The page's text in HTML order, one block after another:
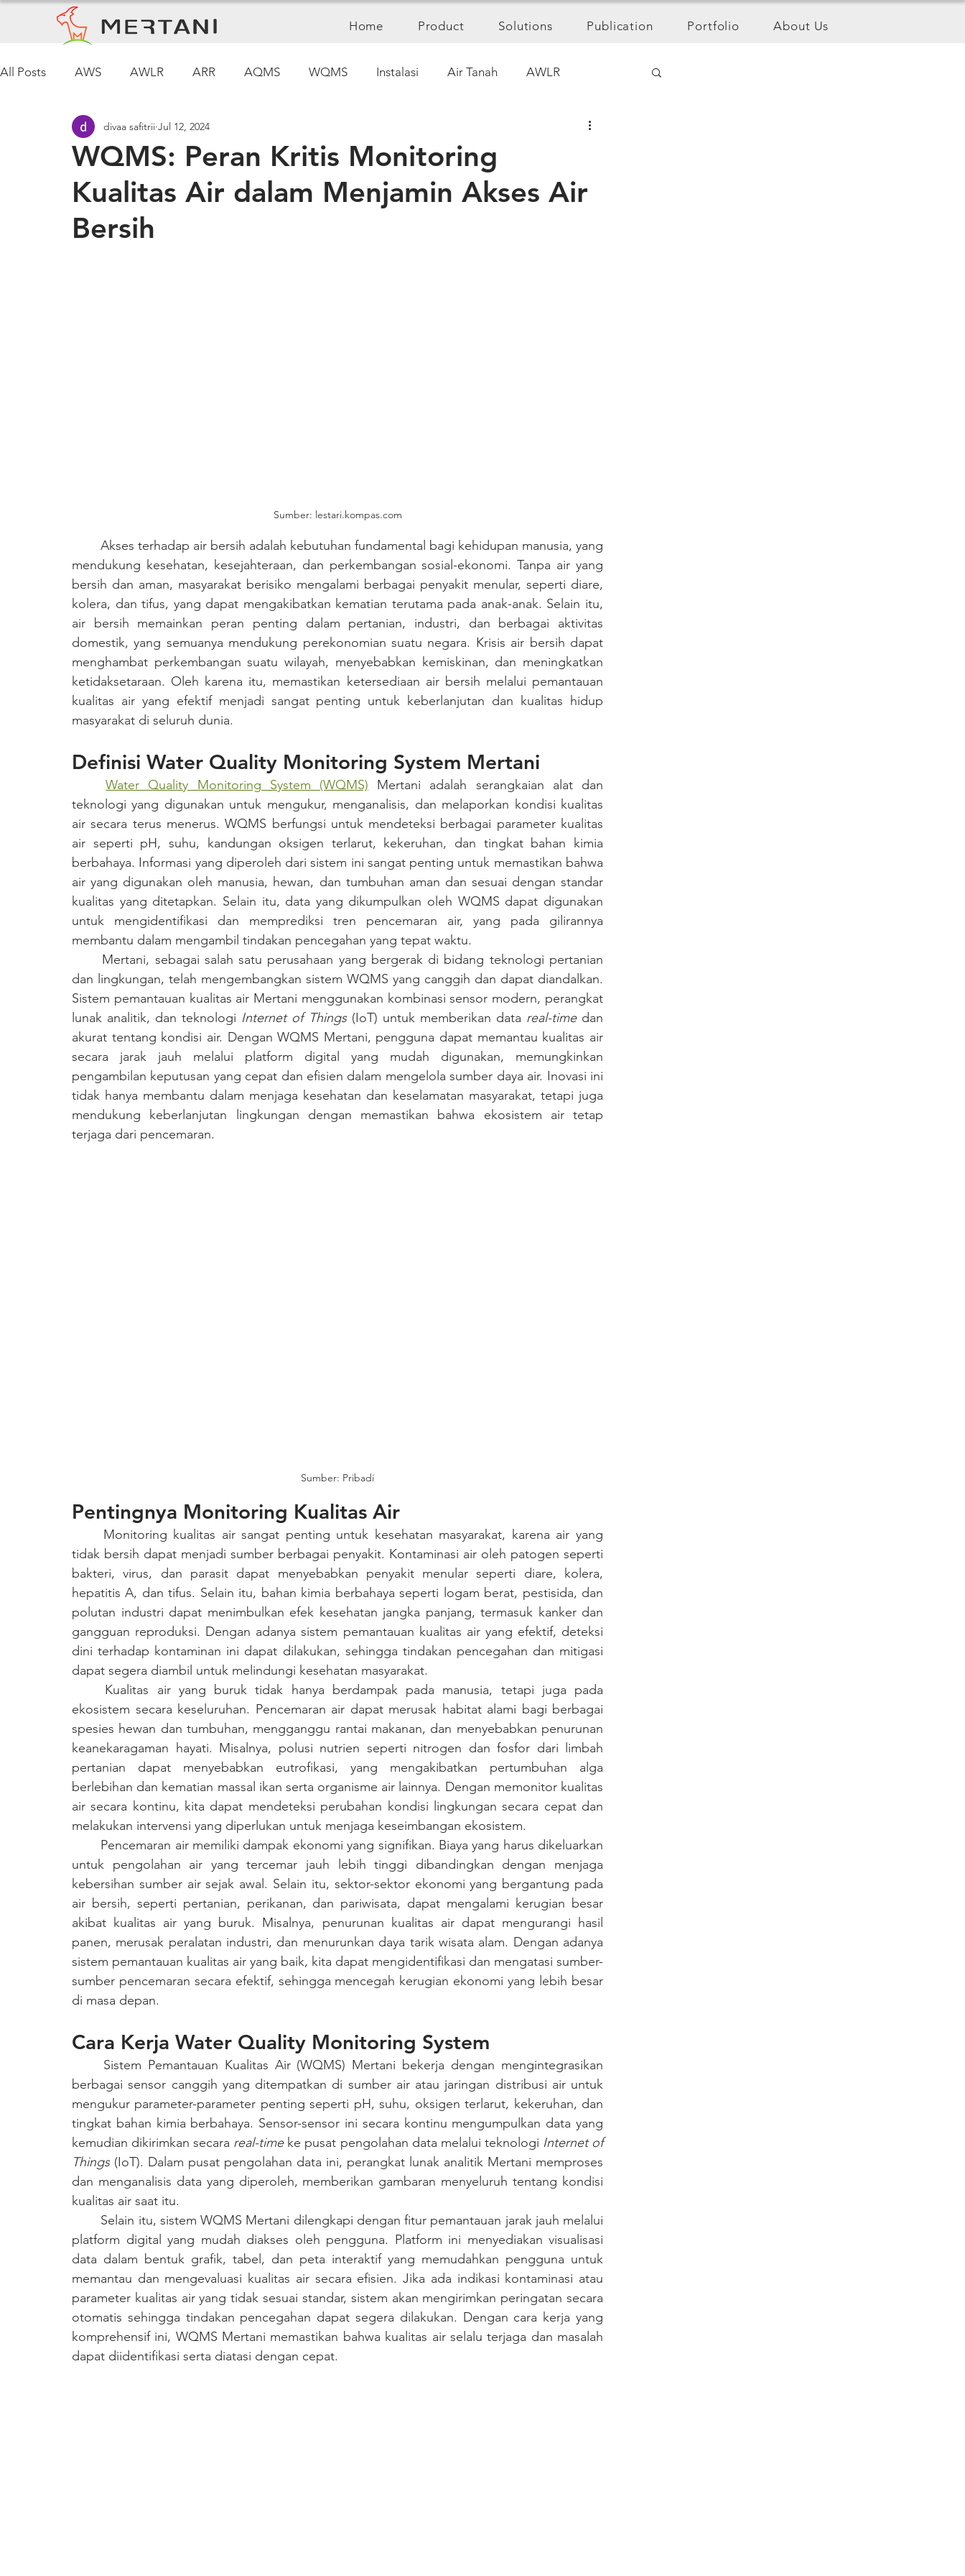
Home Product Solutions Publication Portfolio About Us
All Posts AWS AWLR ARR AQMS WQMS Instalasi Air Tanah AWLR
Pemantauan Cuaca
WQMS: Peran Kritis Monitoring
Kualitas Air dalam Menjamin Akses Air
Bersih
divaa safitrii Jul 12, 2024
Sumber: lestari.kompas.com
mendukung kesehatan, kesejahteraan, dan perkembangan sosial-ekonomi. Tanpa air yang
bersih dan aman, masyarakat berisiko mengalami berbagai penyakit menular, seperti diare,
kolera, dan tifus, yang dapat mengakibatkan kematian terutama pada anak-anak. Selain itu,
air bersih memainkan peran penting dalam pertanian, industri, dan berbagai aktivitas
domestik, yang semuanya mendukung perekonomian suatu negara. Krisis air bersih dapat
menghambat perkembangan suatu wilayah, menyebabkan kemiskinan, dan meningkatkan
ketidaksetaraan. Oleh karena itu, memastikan ketersediaan air bersih melalui pemantauan
kualitas air yang efektif menjadi sangat penting untuk keberlanjutan dan kualitas hidup
masyarakat di seluruh dunia.
Definisi Water Quality Monitoring System Mertani
Water Quality Monitoring System (WQMS) Mertani adalah serangkaian alat dan
teknologi yang digunakan untuk mengukur, menganalisis, dan melaporkan kondisi kualitas
air secara terus menerus. WQMS berfungsi untuk mendeteksi berbagai parameter kualitas
air seperti pH, suhu, kandungan oksigen terlarut, kekeruhan, dan tingkat bahan kimia
berbahaya. Informasi yang diperoleh dari sistem ini sangat penting untuk memastikan bahwa
air yang digunakan oleh manusia, hewan, dan tumbuhan aman dan sesuai dengan standar
kualitas yang ditetapkan. Selain itu, data yang dikumpulkan oleh WQMS dapat digunakan
untuk mengidentifikasi dan memprediksi tren pencemaran air, yang pada gilirannya
membantu dalam mengambil tindakan pencegahan yang tepat waktu.
dan lingkungan, telah mengembangkan sistem WQMS yang canggih dan dapat diandalkan.
Sistem pemantauan kualitas air Mertani menggunakan kombinasi sensor modern, perangkat
lunak analitik, dan teknologi Internet of Things (IoT) untuk memberikan data real-time dan
akurat tentang kondisi air. Dengan WQMS Mertani, pengguna dapat memantau kualitas air
secara jarak jauh melalui platform digital yang mudah digunakan, memungkinkan
pengambilan keputusan yang cepat dan efisien dalam mengelola sumber daya air. Inovasi ini
tidak hanya membantu dalam menjaga kesehatan dan keselamatan masyarakat, tetapi juga
mendukung keberlanjutan lingkungan dengan memastikan bahwa ekosistem air tetap
terjaga dari pencemaran.
Sumber: Pribadi
Pentingnya Monitoring Kualitas Air
tidak bersih dapat menjadi sumber berbagai penyakit. Kontaminasi air oleh patogen seperti
bakteri, virus, dan parasit dapat menyebabkan penyakit menular seperti diare, kolera,
hepatitis A, dan tifus. Selain itu, bahan kimia berbahaya seperti logam berat, pestisida, dan
polutan industri dapat menimbulkan efek kesehatan jangka panjang, termasuk kanker dan
gangguan reproduksi. Dengan adanya sistem pemantauan kualitas air yang efektif, deteksi
dini terhadap kontaminan ini dapat dilakukan, sehingga tindakan pencegahan dan mitigasi
dapat segera diambil untuk melindungi kesehatan masyarakat.
ekosistem secara keseluruhan. Pencemaran air dapat merusak habitat alami bagi berbagai
spesies hewan dan tumbuhan, mengganggu rantai makanan, dan menyebabkan penurunan
keanekaragaman hayati. Misalnya, polusi nutrien seperti nitrogen dan fosfor dari limbah
pertanian dapat menyebabkan eutrofikasi, yang mengakibatkan pertumbuhan alga
berlebihan dan kematian massal ikan serta organisme air lainnya. Dengan memonitor kualitas
air secara kontinu, kita dapat mendeteksi perubahan kondisi lingkungan secara cepat dan
melakukan intervensi yang diperlukan untuk menjaga keseimbangan ekosistem.
untuk pengolahan air yang tercemar jauh lebih tinggi dibandingkan dengan menjaga
kebersihan sumber air sejak awal. Selain itu, sektor-sektor ekonomi yang bergantung pada
air bersih, seperti pertanian, perikanan, dan pariwisata, dapat mengalami kerugian besar
akibat kualitas air yang buruk. Misalnya, penurunan kualitas air dapat mengurangi hasil
panen, merusak peralatan industri, dan menurunkan daya tarik wisata alam. Dengan adanya
sistem pemantauan kualitas air yang baik, kita dapat mengidentifikasi dan mengatasi sumber-
sumber pencemaran secara efektif, sehingga mencegah kerugian ekonomi yang lebih besar
di masa depan.
Cara Kerja Water Quality Monitoring System
berbagai sensor canggih yang ditempatkan di sumber air atau jaringan distribusi air untuk
mengukur parameter-parameter penting seperti pH, suhu, oksigen terlarut, kekeruhan, dan
tingkat bahan kimia berbahaya. Sensor-sensor ini secara kontinu mengumpulkan data yang
kemudian dikirimkan secara real-time ke pusat pengolahan data melalui teknologi Internet of
Things (IoT). Dalam pusat pengolahan data ini, perangkat lunak analitik Mertani memproses
dan menganalisis data yang diperoleh, memberikan gambaran menyeluruh tentang kondisi
kualitas air saat itu.
platform digital yang mudah diakses oleh pengguna. Platform ini menyediakan visualisasi
data dalam bentuk grafik, tabel, dan peta interaktif yang memudahkan pengguna untuk
memantau dan mengevaluasi kualitas air secara efisien. Jika ada indikasi kontaminasi atau
parameter kualitas air yang tidak sesuai standar, sistem akan mengirimkan peringatan secara
otomatis sehingga tindakan pencegahan dapat segera dilakukan. Dengan cara kerja yang
komprehensif ini, WQMS Mertani memastikan bahwa kualitas air selalu terjaga dan masalah
dapat diidentifikasi serta diatasi dengan cepat.